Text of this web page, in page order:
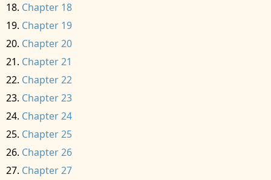
Chapter 18
Chapter 19
Chapter 20
Chapter 21
Chapter 22
Chapter 23
Chapter 24
Chapter 25
Chapter 26
Chapter 27